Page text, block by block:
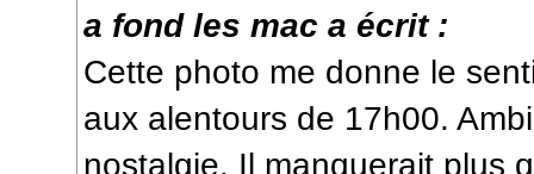
a fond les mac a écrit :
Cette photo me donne le
aux alentours de 17h00.
nostalgie. Il manquerait plus